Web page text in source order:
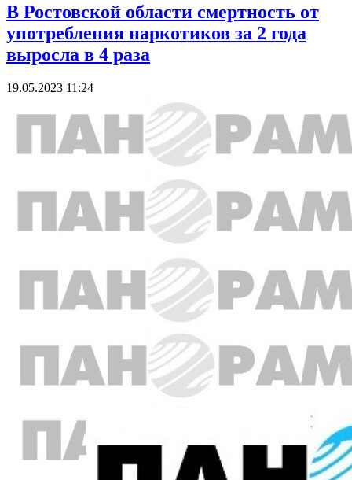
В Ростовской области смертность от
употребления наркотиков за 2 года
выросла в 4 раза
19.05.2023 11:24